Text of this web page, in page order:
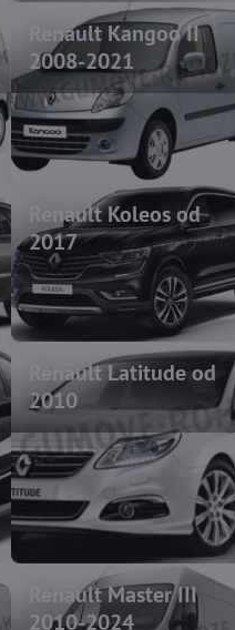
Renault Kangoo II
2008-2021
Renault Koleos od
2017
Renault Latitude od
2010
Renault Master III
2010-2024